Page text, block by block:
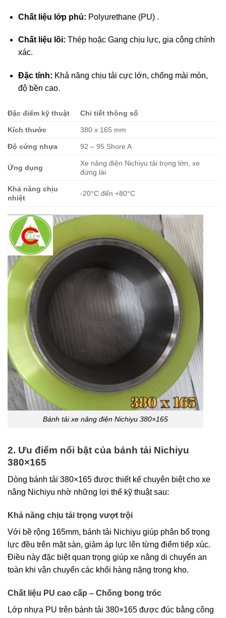
Chất liệu lớp phủ: Polyurethane (PU) .
Chất liệu lõi: Thép hoặc Gang chịu lực, gia công chính
xác.
Đặc tính: Khả năng chịu tải cực lớn, chống mài mòn,
độ bền cao.
Đặc điểm kỹ thuật Chi tiết thông số
Kích thước 380 x 165 mm
Độ cứng nhựa 92 – 95 Shore A
Ứng dụng
Xe nâng điện Nichiyu tải trọng lớn, xe
đứng lái
Khả năng chịu
nhiệt
-20°C đến +80°C
Bánh tải xe nâng điện Nichiyu 380×165
2. Ưu điểm nổi bật của bánh tải Nichiyu
380×165
Dòng bánh tải 380×165 được thiết kế chuyên biệt cho xe
nâng Nichiyu nhờ những lợi thế kỹ thuật sau:
Khả năng chịu tải trọng vượt trội
Với bề rộng 165mm, bánh tải Nichiyu giúp phân bổ trọng
lực đều trên mặt sàn, giảm áp lực lên từng điểm tiếp xúc.
Điều này đặc biệt quan trọng giúp xe nâng di chuyển an
toàn khi vận chuyển các khối hàng nặng trong kho.
Chất liệu PU cao cấp – Chống bong tróc
Lớp nhựa PU trên bánh tải 380×165 được đúc bằng công